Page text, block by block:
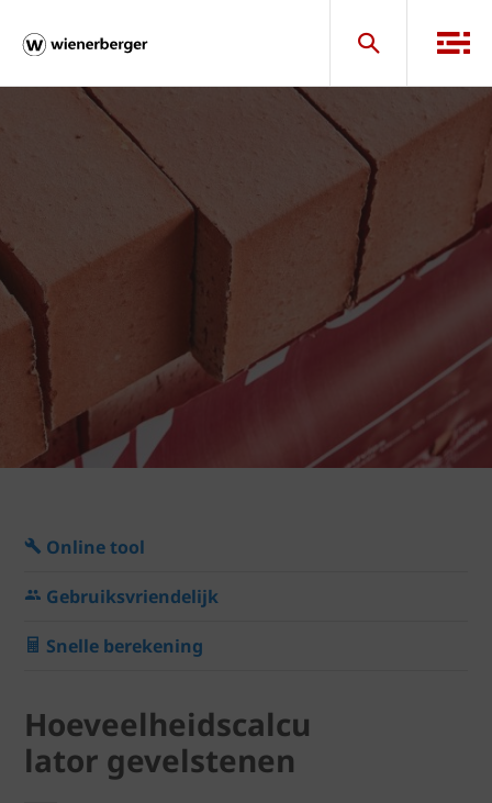
Online tool
Gebruiksvriendelijk
Snelle berekening
Hoeveelheidscalcu
lator gevelstenen